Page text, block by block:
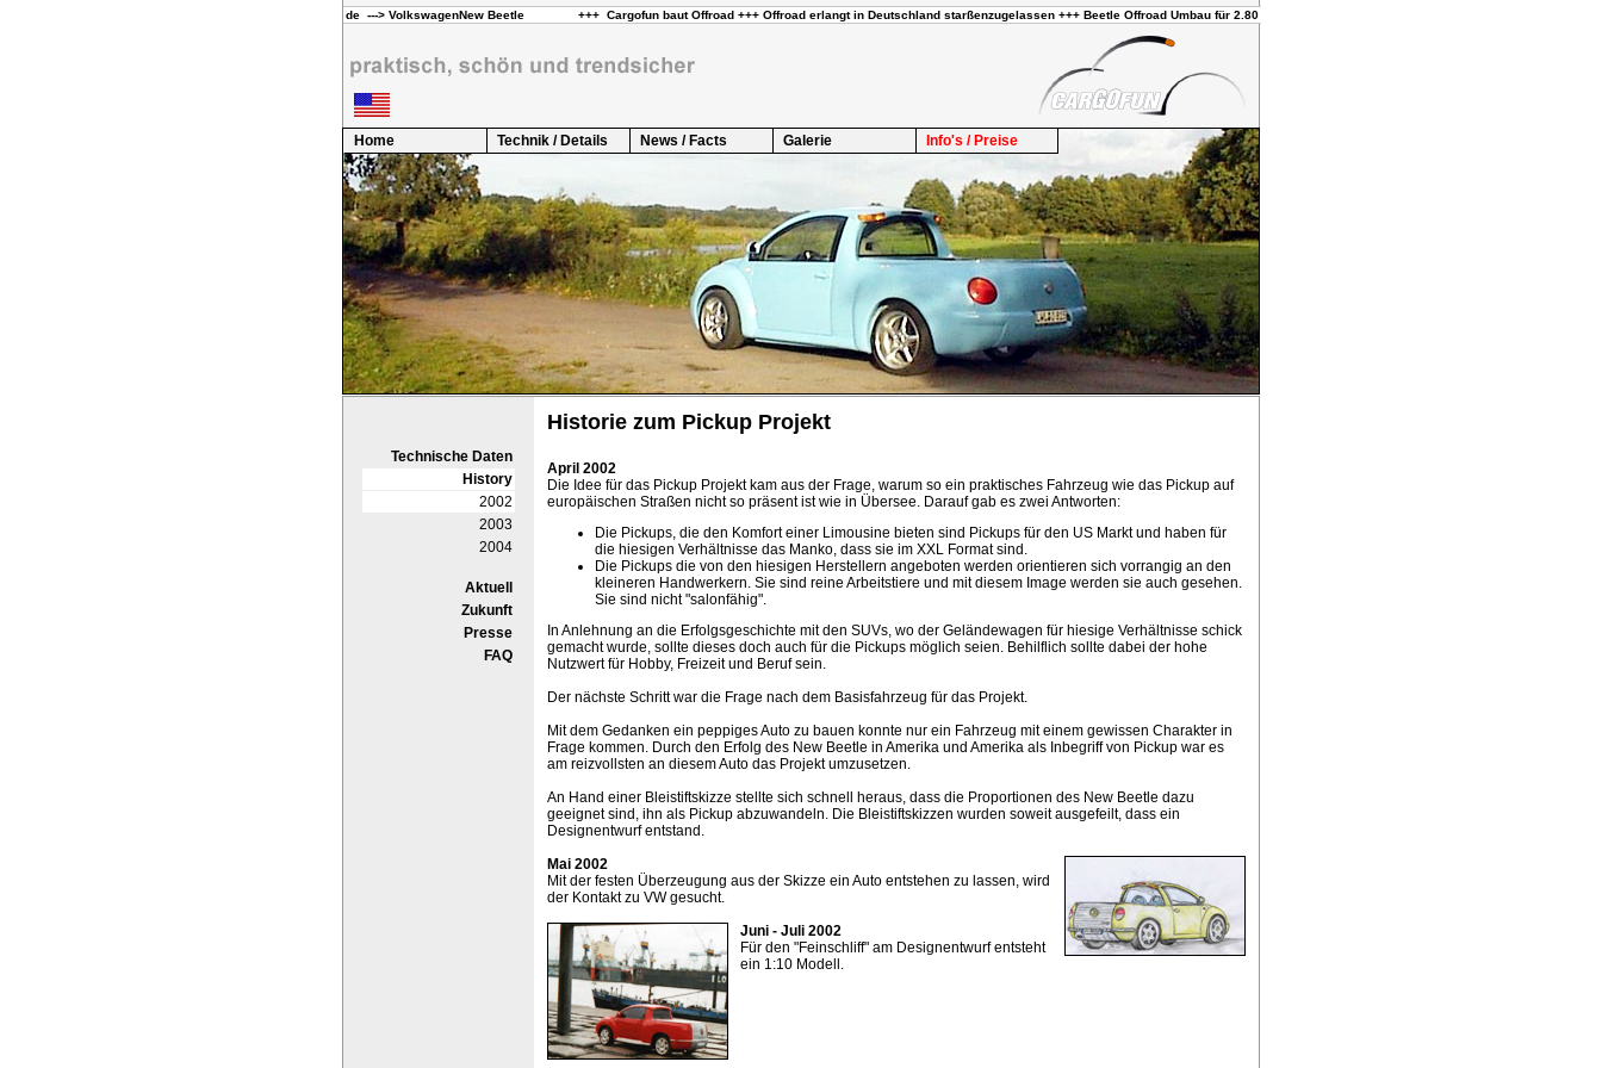
Home Technik / Details News / Facts Galerie Info's / Preise
Technische Daten
History
2002
2003
2004
Aktuell
Zukunft
Presse
FAQ
Historie zum Pickup Projekt
April 2002
Die Idee für das Pickup Projekt kam aus der Frage, warum so ein praktisches Fahrzeug wie das Pickup auf
europäischen Straßen nicht so präsent ist wie in Übersee. Darauf gab es zwei Antworten:
Die Pickups, die den Komfort einer Limousine bieten sind Pickups für den US Markt und haben für
die hiesigen Verhältnisse das Manko, dass sie im XXL Format sind.
Die Pickups die von den hiesigen Herstellern angeboten werden orientieren sich vorrangig an den
kleineren Handwerkern. Sie sind reine Arbeitstiere und mit diesem Image werden sie auch gesehen.
Sie sind nicht "salonfähig".
In Anlehnung an die Erfolgsgeschichte mit den SUVs, wo der Geländewagen für hiesige Verhältnisse schick
gemacht wurde, sollte dieses doch auch für die Pickups möglich seien. Behilflich sollte dabei der hohe
Nutzwert für Hobby, Freizeit und Beruf sein.
Der nächste Schritt war die Frage nach dem Basisfahrzeug für das Projekt.
Mit dem Gedanken ein peppiges Auto zu bauen konnte nur ein Fahrzeug mit einem gewissen Charakter in
Frage kommen. Durch den Erfolg des New Beetle in Amerika und Amerika als Inbegriff von Pickup war es
am reizvollsten an diesem Auto das Projekt umzusetzen.
An Hand einer Bleistiftskizze stellte sich schnell heraus, dass die Proportionen des New Beetle dazu
geeignet sind, ihn als Pickup abzuwandeln. Die Bleistiftskizzen wurden soweit ausgefeilt, dass ein
Designentwurf entstand.
Mai 2002
Mit der festen Überzeugung aus der Skizze ein Auto entstehen zu lassen, wird
der Kontakt zu VW gesucht.
Juni - Juli 2002
Für den "Feinschliff" am Designentwurf entsteht
ein 1:10 Modell.